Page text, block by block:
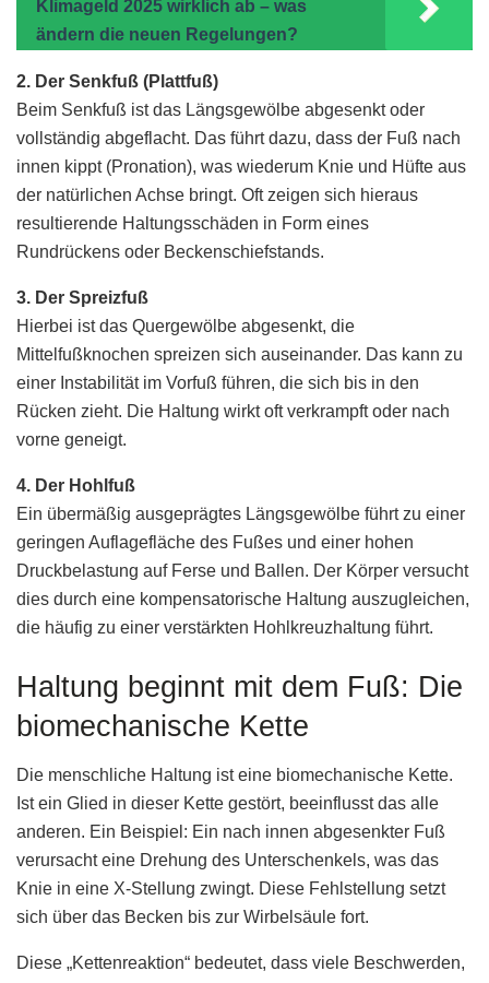
Klimageld 2025 wirklich ab – was
ändern die neuen Regelungen?
2. Der Senkfuß (Plattfuß)
Beim Senkfuß ist das Längsgewölbe abgesenkt oder
vollständig abgeflacht. Das führt dazu, dass der Fuß nach
innen kippt (Pronation), was wiederum Knie und Hüfte aus
der natürlichen Achse bringt. Oft zeigen sich hieraus
resultierende Haltungsschäden in Form eines
Rundrückens oder Beckenschiefstands.
3. Der Spreizfuß
Hierbei ist das Quergewölbe abgesenkt, die
Mittelfußknochen spreizen sich auseinander. Das kann zu
einer Instabilität im Vorfuß führen, die sich bis in den
Rücken zieht. Die Haltung wirkt oft verkrampft oder nach
vorne geneigt.
4. Der Hohlfuß
Ein übermäßig ausgeprägtes Längsgewölbe führt zu einer
geringen Auflagefläche des Fußes und einer hohen
Druckbelastung auf Ferse und Ballen. Der Körper versucht
dies durch eine kompensatorische Haltung auszugleichen,
die häufig zu einer verstärkten Hohlkreuzhaltung führt.
Haltung beginnt mit dem Fuß: Die
biomechanische Kette
Die menschliche Haltung ist eine biomechanische Kette.
Ist ein Glied in dieser Kette gestört, beeinflusst das alle
anderen. Ein Beispiel: Ein nach innen abgesenkter Fuß
verursacht eine Drehung des Unterschenkels, was das
Knie in eine X-Stellung zwingt. Diese Fehlstellung setzt
sich über das Becken bis zur Wirbelsäule fort.
Diese „Kettenreaktion“ bedeutet, dass viele Beschwerden,